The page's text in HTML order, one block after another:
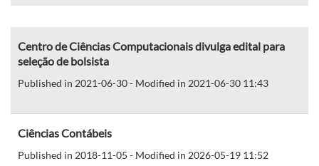
Centro de Ciências Computacionais divulga edital para
seleção de bolsista
Published in 2021-06-30 - Modified in 2021-06-30 11:43
Ciências Contábeis
Published in 2018-11-05 - Modified in 2026-05-19 11:52